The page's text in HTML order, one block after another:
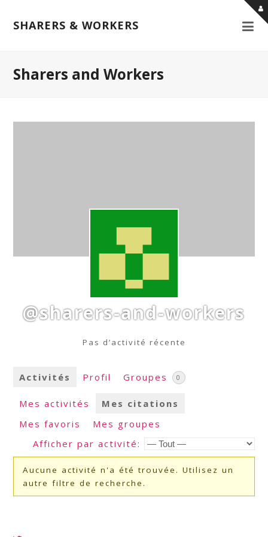
SHARERS & WORKERS
Sharers and Workers
@sharers-and-workers
Pas d’activité récente
Activités Profil Groupes 0
Mes activités
Mes citations
Mes favoris
Mes groupes
Afficher par activité:
Aucune activité n'a été trouvée. Utilisez un
autre filtre de recherche.